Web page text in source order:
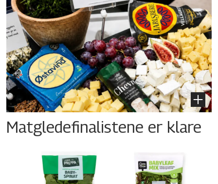
Matgledefinalistene er klare